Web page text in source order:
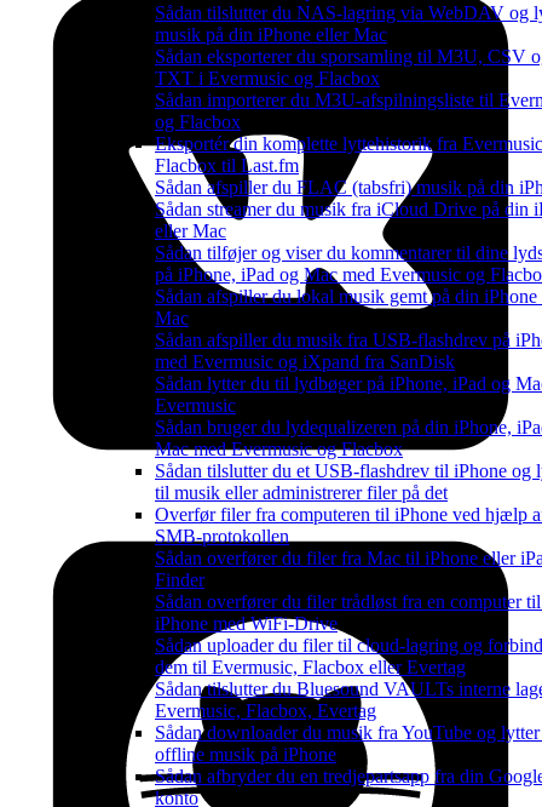
Sådan tilslutter du NAS-lagring via WebDAV og
musik på din iPhone eller Mac
Sådan eksporterer du sporsamling til M3U, CSV
TXT i Evermusic og Flacbox
Sådan importerer du M3U-afspilningsliste til
og Flacbox
Eksportér din komplette lyttehistorik fra
Flacbox til Last.fm
Sådan afspiller du FLAC (tabsfri) musik på din
Sådan streamer du musik fra iCloud Drive på din
eller Mac
Sådan tilføjer og viser du kommentarer til dine
på iPhone, iPad og Mac med Evermusic og
Sådan afspiller du lokal musik gemt på din iPhone
Mac
Sådan afspiller du musik fra USB-flashdrev på
med Evermusic og iXpand fra SanDisk
Sådan lytter du til lydbøger på iPhone, iPad og
Evermusic
Sådan bruger du lydequalizeren på din iPhone,
Mac med Evermusic og Flacbox
Sådan tilslutter du et USB-flashdrev til iPhone og
til musik eller administrerer filer på det
Overfør filer fra computeren til iPhone ved hjælp
SMB-protokollen
Sådan overfører du filer fra Mac til iPhone eller
Finder
Sådan overfører du filer trådløst fra en computer
iPhone med WiFi-Drive
Sådan uploader du filer til cloud-lagring og
dem til Evermusic, Flacbox eller Evertag
Sådan tilslutter du Bluesound VAULTs interne
Evermusic, Flacbox, Evertag
Sådan downloader du musik fra YouTube og
offline musik på iPhone
Sådan afbryder du en tredjepartsapp fra din
konto